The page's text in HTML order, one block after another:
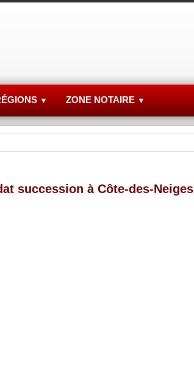
▼ ZONE NOTAIRE ▼
succession à Côte-des-Neiges